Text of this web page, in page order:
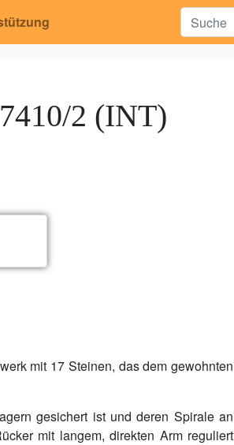
2 (INT)
mit 17 Steinen, das dem gewohnten
gesichert ist und deren Spirale an
mit langem, direkten Arm reguliert